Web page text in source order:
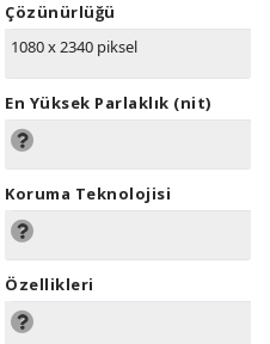
Çözünürlüğü
1080 x 2340 piksel
En Yüksek Parlaklık (nit)
Koruma Teknolojisi
Özellikleri